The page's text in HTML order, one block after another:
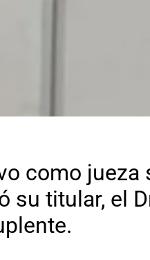
como
su titular, el